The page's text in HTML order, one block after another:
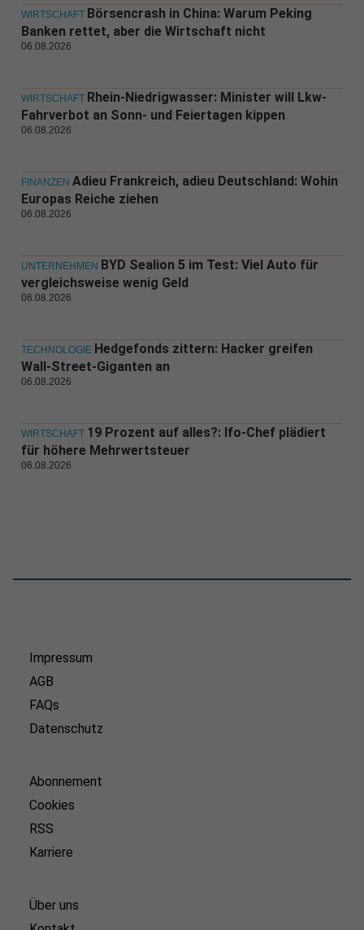
WIRTSCHAFT Börsencrash in China: Warum Peking
Banken rettet, aber die Wirtschaft nicht
06.08.2026
WIRTSCHAFT Rhein-Niedrigwasser: Minister will Lkw-
Fahrverbot an Sonn- und Feiertagen kippen
06.08.2026
FINANZEN Adieu Frankreich, adieu Deutschland: Wohin
Europas Reiche ziehen
06.08.2026
UNTERNEHMEN BYD Sealion 5 im Test: Viel Auto für
vergleichsweise wenig Geld
06.08.2026
TECHNOLOGIE Hedgefonds zittern: Hacker greifen
Wall-Street-Giganten an
06.08.2026
WIRTSCHAFT 19 Prozent auf alles?: Ifo-Chef plädiert
für höhere Mehrwertsteuer
06.08.2026
Impressum
AGB
FAQs
Datenschutz
Abonnement
Cookies
RSS
Karriere
Über uns